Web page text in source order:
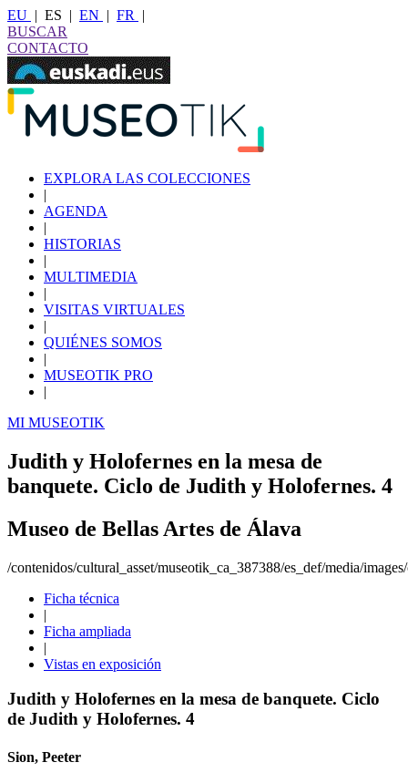
EU | ES | EN | FR
|
BUSCAR
CONTACTO
EXPLORA LAS COLECCIONES
|
AGENDA
|
HISTORIAS
|
MULTIMEDIA
|
VISITAS VIRTUALES
|
QUIÉNES SOMOS
|
MUSEOTIK PRO
|
MI MUSEOTIK
Judith y Holofernes en la mesa de
banquete. Ciclo de Judith y Holofernes. 4
Museo de Bellas Artes de Álava
/contenidos/cultural_asset/museotik_ca_387388/es_def/media/
Ficha técnica
|
Ficha ampliada
|
Vistas en exposición
Judith y Holofernes en la mesa de banquete. Ciclo
de Judith y Holofernes. 4
Sion, Peeter